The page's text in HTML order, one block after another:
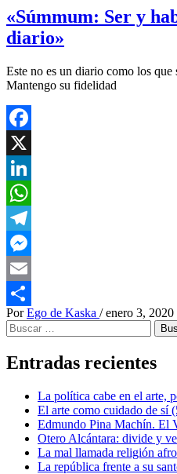
«Súmmum: Ser y
diario»
Este no es un diario como los que
Mantengo su fidelidad
Facebook
X
LinkedIn
WhatsApp
Telegram
Messenger
Email
Compartir
Por Ego de Kaska / enero 3, 2020
Buscar:
Entradas recientes
La política cabe en el arte,
El arte como cuidado de sí
Edmundo Pina Machín. El
Otero Alcántara: divide y
La mal llamada religión
La república frente a su